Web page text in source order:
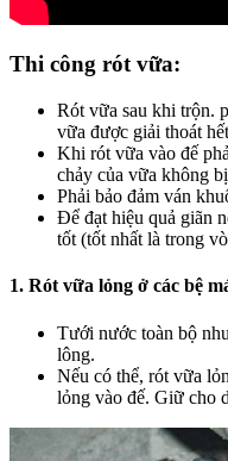
Thi công rót vữa:
Rót vữa sau khi trộn.
vữa được giải thoát
Khi rót vữa vào đế
chảy của vữa không
Phải bảo đảm ván
Để đạt hiệu quả giãn
tốt (tốt nhất là trong
1. Rót vữa lỏng ở các bệ
Tưới nước toàn bộ
lông.
Nếu có thể, rót vữa
lỏng vào đế. Giữ cho